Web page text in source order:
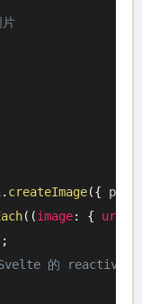
. createImage({
( (image: { url
;
的 reactivity